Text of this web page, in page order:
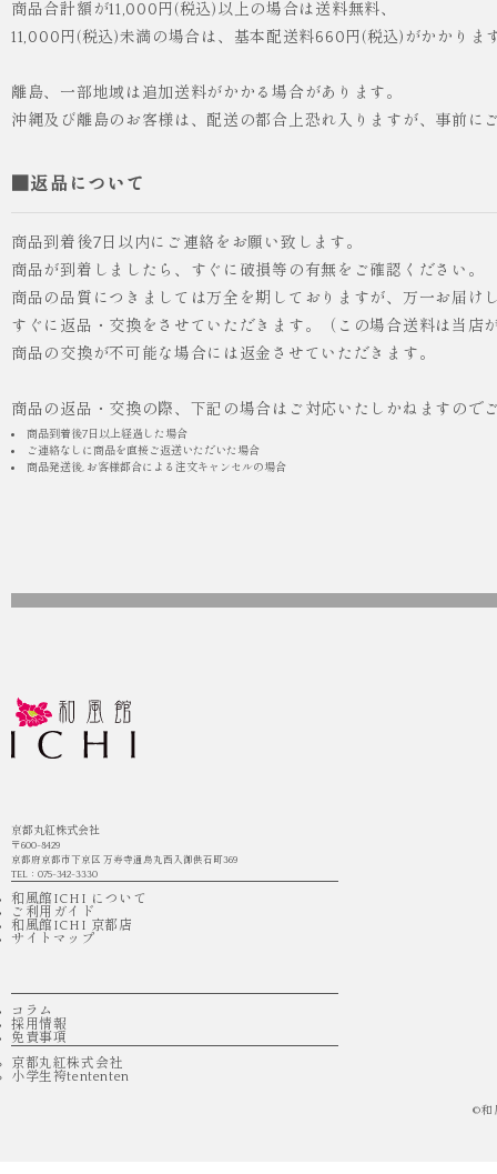
商品合計額が11,000円(税込)以上の場合は送料無料、
11,000円(税込)未満の場合は、基本配送料660円(税込)がかかりま
離島、一部地域は追加送料がかかる場合があります。
沖縄及び離島のお客様は、配送の都合上恐れ入りますが、事前に
■返品について
商品到着後7日以内にご連絡をお願い致します。
商品が到着しましたら、すぐに破損等の有無をご確認ください。
商品の品質につきましては万全を期しておりますが、万一お届
すぐに返品・交換をさせていただきます。（この場合送料は当店
商品の交換が不可能な場合には返金させていただきます。
商品の返品・交換の際、下記の場合はご対応いたしかねますので
商品到着後7日以上経過した場合
ご連絡なしに商品を直接ご返送いただいた場合
商品発送後, お客様都合による注文キャンセルの場合
京都丸紅株式会社
〒600-8429
京都府京都市下京区 万寿寺通烏丸西入御供石町369
TEL：075-342-3330
和風館ICHI について
ご利用ガイド
和風館ICHI 京都店
サイトマップ
コラム
採用情報
免責事項
京都丸紅株式会社
小学生袴tententen
©和